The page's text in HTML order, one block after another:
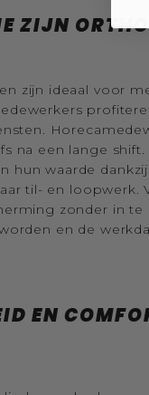
ZIJN
zijn ideaal voor
na een lange
hun waarde
til- en loopwerk.
zonder in
en de
EN